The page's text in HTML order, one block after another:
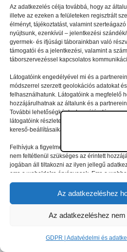
Az adatkezelés célja továbbá, hogy az
illetve az ezeken a felületeken regisztrált
élményt, tájékoztatást, valamint
nyújtsunk, ezenkívül – jelentkezési
gyermek- és ifjúsági táborainkban való
támogatói és a jelentkezési, valamint a
táborszervezéssel kapcsolatos
Látogatóink engedélyével mi és a
módszerrel szerzett geolokációs adatokat
felhasználhatunk. Látogatóink a megfelelő
hozzájárulhatnak az általunk és a
További lehetőségként a hozzájárulás
látogatóink részletesebb információkhoz
kereső-beállításaikat.
Felhívjuk a figyelmet arra, hogy a
nem feltétlenül szükséges az érintett
jogában áll tiltakozni az ilyen jellegű
erre a weboldalra érvényesek. Erre a
ADATKEZELÉSI TÁJÉKOZTATÓ,
SZABÁLYZAT A PT-WEBOLDALAK
Az adatkezeléshez
Az adatkezeléshez
GDPR | Adatvédelmi és
© 2026 gyermektabor.info |